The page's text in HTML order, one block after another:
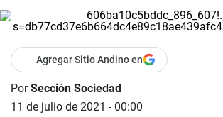
Agregar Sitio Andino en
PorSección Sociedad
11 de julio de 2021 - 00:00